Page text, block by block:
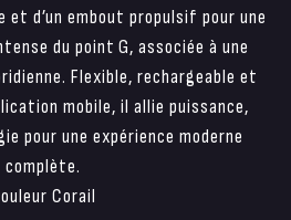
d’un embout propulsif pour une
du point G, associée à une
Flexible, rechargeable et
mobile, il allie puissance,
pour une expérience moderne
complète.
Corail